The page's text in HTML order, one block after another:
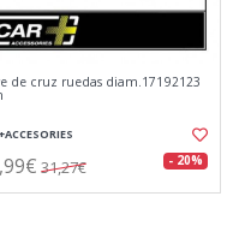
de cruz ruedas diam.17192123
31,27€ - 20%